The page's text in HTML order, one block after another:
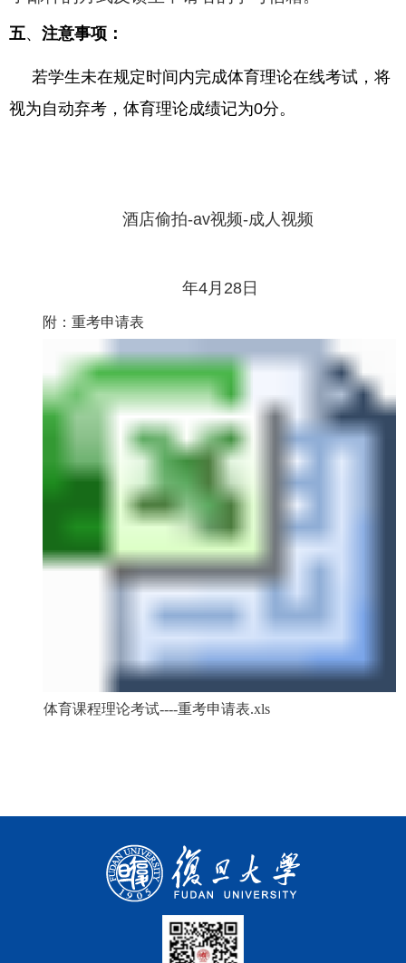
五、 注意事项：
若学生未在规定时间内完成体育理论在线考试，将
视为自动弃考，体育理论成绩记为0分。
酒店偷拍-av视频-成人视频
年4月28 日
附：重考申请表
体育课程理论考试----重考申请表.xls